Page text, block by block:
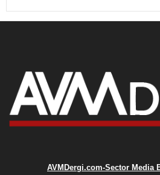
AVMDergi.com-Sector Media